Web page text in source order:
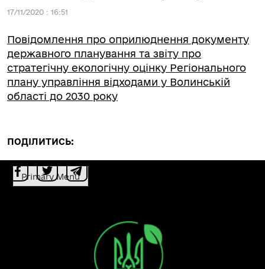
17/11/2020 : 16:51
Повідомлення про оприлюднення документу
державного планування та звіту про
стратегічну екологічну оцінку Регіонального
плану управління відходами у Волинській
області до 2030 року
ПОДІЛИТИСЬ:
Primary Menu